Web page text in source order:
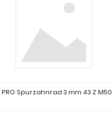
PRO Spurzahnrad 3 mm 43 Z M50